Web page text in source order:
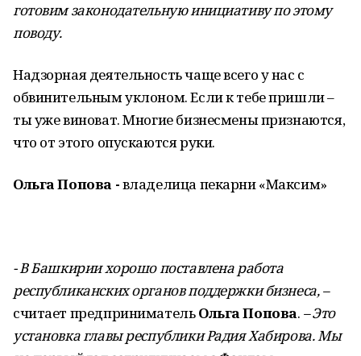
готовим законодательную инициативу по этому
поводу.
Надзорная деятельность чаще всего у нас с
обвинительным уклоном. Если к тебе пришли –
ты уже виноват. Многие бизнесмены признаются,
что от этого опускаются руки.
Ольга Попова -владелица пекарни«Максим»
- В Башкирии хорошо поставлена работа
республиканских органов поддержки бизнеса, –
считает предпринимательОльга Попова. – Это
установка главы республики Радия Хабирова. Мы